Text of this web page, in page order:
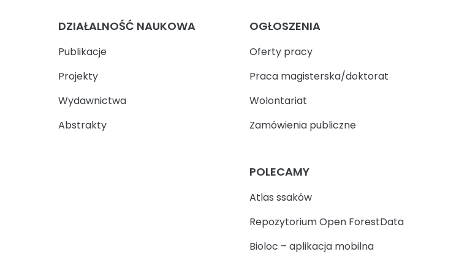
DZIAŁALNOŚĆ NAUKOWA
Publikacje
Projekty
Wydawnictwa
Abstrakty
OGŁOSZENIA
Oferty pracy
Praca magisterska/doktorat
Wolontariat
Zamówienia publiczne
POLECAMY
Atlas ssaków
Repozytorium Open ForestData
Bioloc – aplikacja mobilna